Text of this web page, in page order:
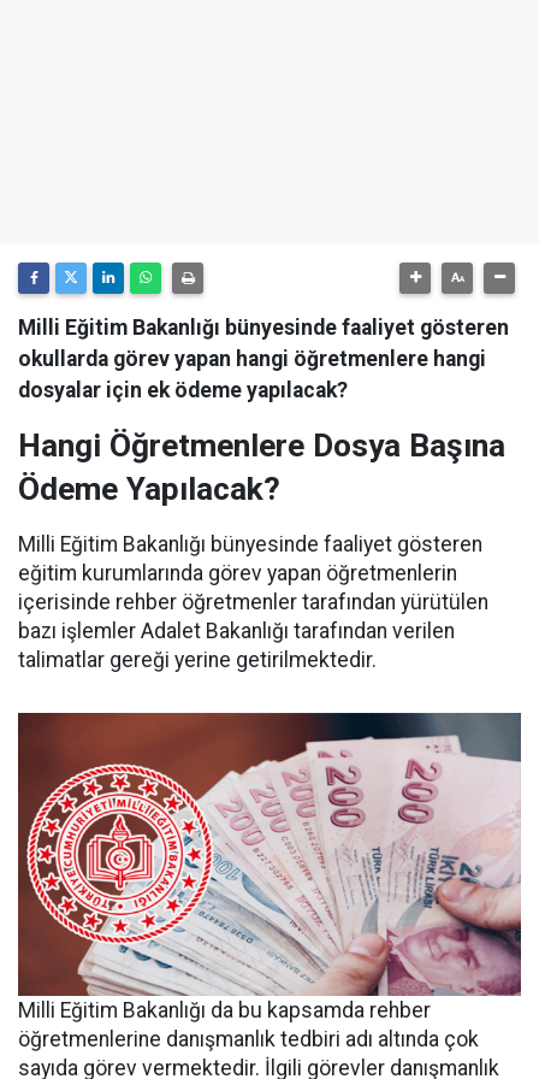
Milli Eğitim Bakanlığı bünyesinde faaliyet gösteren
okullarda görev yapan hangi öğretmenlere hangi
dosyalar için ek ödeme yapılacak?
Hangi Öğretmenlere Dosya Başına
Ödeme Yapılacak?
Milli Eğitim Bakanlığı bünyesinde faaliyet gösteren
eğitim kurumlarında görev yapan öğretmenlerin
içerisinde rehber öğretmenler tarafından yürütülen
bazı işlemler Adalet Bakanlığı tarafından verilen
talimatlar gereği yerine getirilmektedir.
Milli Eğitim Bakanlığı da bu kapsamda rehber
öğretmenlerine danışmanlık tedbiri adı altında çok
sayıda görev vermektedir. İlgili görevler danışmanlık